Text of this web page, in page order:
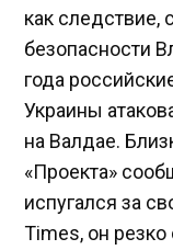
как
безопасности
года
Украины
на Валдае.
«Проекта»
испугался за
Times, он резко